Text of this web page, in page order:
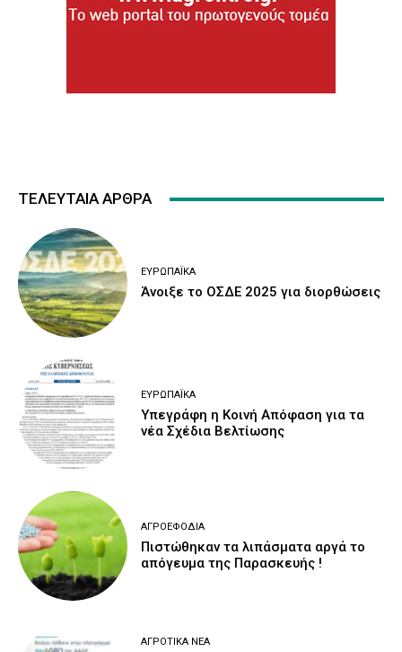
ΤΕΛΕΥΤΑΙΑ ΑΡΘΡΑ
ΕΥΡΩΠΑΪΚΆ
Άνοιξε το ΟΣΔΕ 2025 για διορθώσεις
ΕΥΡΩΠΑΪΚΆ
Υπεγράφη η Κοινή Απόφαση για τα
νέα Σχέδια Βελτίωσης
ΑΓΡΟΕΦΌΔΙΑ
Πιστώθηκαν τα λιπάσματα αργά το
απόγευμα της Παρασκευής !
ΑΓΡΟΤΙΚΆ ΝΈΑ